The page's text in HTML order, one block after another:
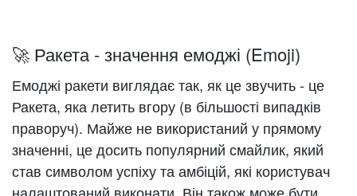
🚀 Ракета - значення емоджі (Emoji)
Емоджі ракети виглядає так, як це звучить - це
Ракета, яка летить вгору (в більшості випадків
праворуч). Майже не використаний у прямому
значенні, це досить популярний смайлик, який
став символом успіху та амбіцій, які користувач